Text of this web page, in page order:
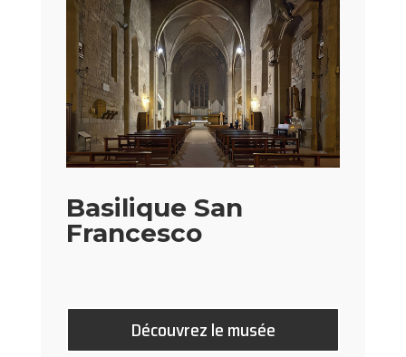
Basilique San
Francesco
Découvrez le musée